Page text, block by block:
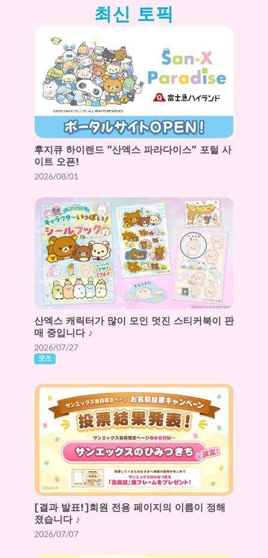
최신 토픽
후지큐 하이랜드 "산엑스 파라다이스” 포털 사
이트 오픈!
2026/08/01
산엑스 캐릭터가 많이 모인 멋진 스티커북이 판
매 중입니다 ♪
2026/07/27
굿즈
[결과 발표!]회원 전용 페이지의 이름이 정해
졌습니다 ♪
2026/07/07